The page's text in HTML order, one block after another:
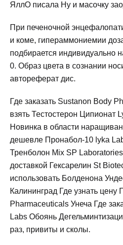
ЯллО писала Ну и масочку
При печеночной
и коме, гипераммониемии
подбирается индивидуально
0. Образ цвета в сознании
автореферат дис.
Где заказать Sustanon Body
взять Тестостерон Ципионат
Новинка в области
дешевле Пронабол-10 lyka
Тренболон Mix SP
доставкой Гексарелин St
использовать Болденона
Калининград Где узнать
Pharmaceuticals Унеча Где
Labs Обоянь
раз, привиты и сколы.